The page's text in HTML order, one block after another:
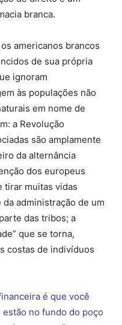
branca.
americanos brancos
de sua própria
ignoram
às populações não
em nome de
a Revolução
são amplamente
da alternância
dos europeus
tirar muitas vidas
administração de um
das tribos; a
que se torna,
costas de indivíduos
é que você
no fundo do poço